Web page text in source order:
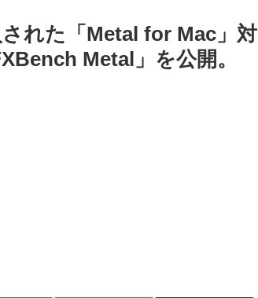
れた「Metal for Mac」対
Metal」を公開。